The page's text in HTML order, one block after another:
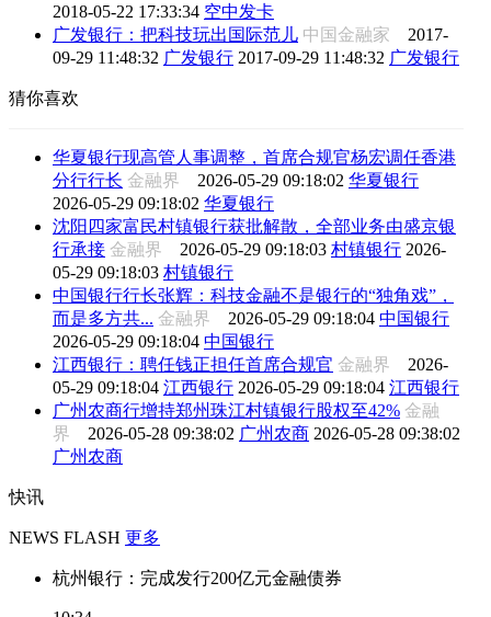
2018-05-22 17:33:34 空中发卡
广发银行：把科技玩出国际范儿 中国金融家 2017-
09-29 11:48:32 广发银行 2017-09-29 11:48:32 广发银行
猜你喜欢
华夏银行现高管人事调整，首席合规官杨宏调任香港
分行行长 金融界 2026-05-29 09:18:02 华夏银行
2026-05-29 09:18:02 华夏银行
沈阳四家富民村镇银行获批解散，全部业务由盛京银
行承接 金融界 2026-05-29 09:18:03 村镇银行 2026-
05-29 09:18:03 村镇银行
中国银行行长张辉：科技金融不是银行的“独角戏”，
而是多方共... 金融界 2026-05-29 09:18:04 中国银行
2026-05-29 09:18:04 中国银行
江西银行：聘任钱正担任首席合规官 金融界 2026-
05-29 09:18:04 江西银行 2026-05-29 09:18:04 江西银行
广州农商行增持郑州珠江村镇银行股权至42% 金融
界 2026-05-28 09:38:02 广州农商 2026-05-28 09:38:02
广州农商
快讯
NEWS FLASH 更多
杭州银行：完成发行200亿元金融债券